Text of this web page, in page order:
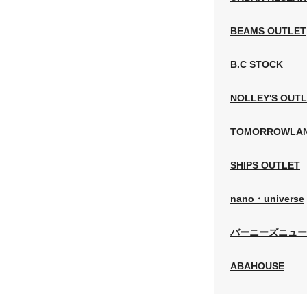
BEAMS OUTLET
B.C STOCK
NOLLEY'S
SHIPS OUTLET
nano・universe
バーニーズニュ
ABAHOUSE